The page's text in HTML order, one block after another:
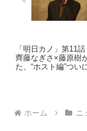
「明日カノ」第11
齊藤なぎさ×藤原樹
た、“ホスト編”つい
ホーム ニ